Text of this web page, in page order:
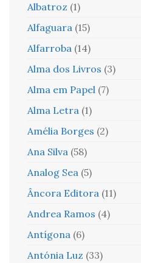
Albatroz (1)
Alfaguara (15)
Alfarroba (14)
Alma dos Livros (3)
Alma em Papel (7)
Alma Letra (1)
Amélia Borges (2)
Ana Silva (58)
Analog Sea (5)
Âncora Editora (11)
Andrea Ramos (4)
Antígona (6)
Antónia Luz (33)